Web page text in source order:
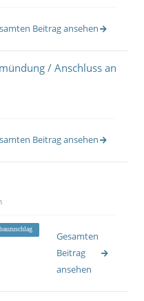
Beitrag ansehen
/ Anschluss an
Beitrag ansehen
Gesamten
Beitrag
ansehen